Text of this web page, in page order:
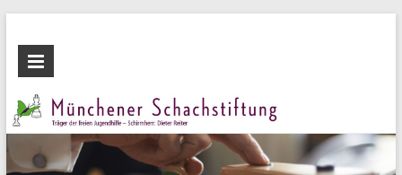
Inhalt
wechseln
Münchener
Schachstiftung
Fördern
Schach